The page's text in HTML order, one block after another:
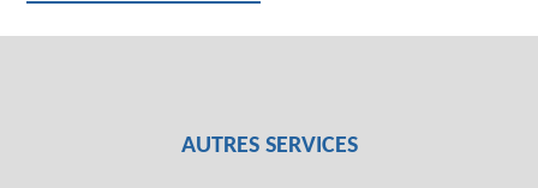
AUTRES SERVICES